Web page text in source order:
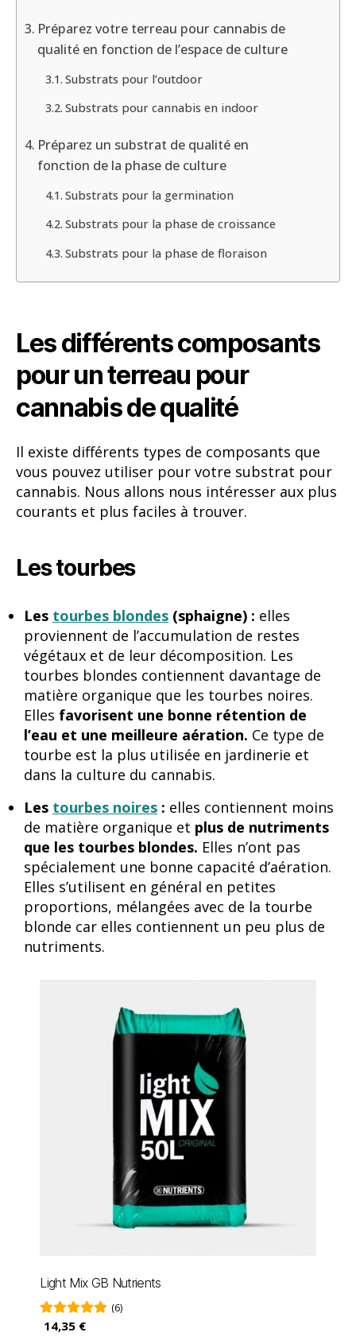
Préparez votre terreau pour cannabis de
qualité en fonction de l’espace de culture
Substrats pour l’outdoor
Substrats pour cannabis en indoor
Préparez un substrat de qualité en
fonction de la phase de culture
Substrats pour la germination
Substrats pour la phase de croissance
Substrats pour la phase de floraison
Les différents composants
pour un terreau pour
cannabis de qualité
Il existe différents types de composants que
vous pouvez utiliser pour votre substrat pour
cannabis. Nous allons nous intéresser aux plus
courants et plus faciles à trouver.
Les tourbes
Les tourbes blondes (sphaigne) : elles
proviennent de l’accumulation de restes
végétaux et de leur décomposition. Les
tourbes blondes contiennent davantage de
matière organique que les tourbes noires.
Elles favorisent une bonne rétention de
l’eau et une meilleure aération. Ce type de
tourbe est la plus utilisée en jardinerie et
dans la culture du cannabis.
Les tourbes noires : elles contiennent moins
de matière organique et plus de nutriments
que les tourbes blondes. Elles n’ont pas
spécialement une bonne capacité d’aération.
Elles s’utilisent en général en petites
proportions, mélangées avec de la tourbe
blonde car elles contiennent un peu plus de
nutriments.
Light Mix GB Nutrients
(6)
14,35 €